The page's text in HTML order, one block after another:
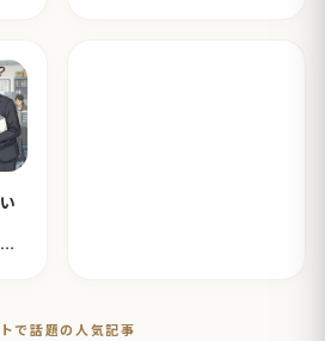
で話題の人気記事